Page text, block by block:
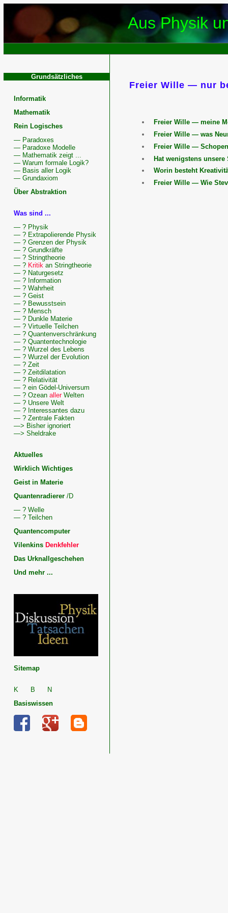
Aus Physik
Grundsätzliches
Informatik
Mathematik
Rein Logisches
— Paradoxes
— Paradoxe Modelle
— Mathematik zeigt ...
— Warum formale Logik?
— Basis aller Logik
— Grundaxiom
Über Abstraktion
Was sind ...
— ? Physik
— ? Extrapolierende Physik
— ? Grenzen der Physik
— ? Grundkräfte
— ? Stringtheorie
— ? Kritik an Stringtheorie
— ? Naturgesetz
— ? Information
— ? Wahrheit
— ? Geist
— ? Bewusstsein
— ? Mensch
— ? Dunkle Materie
— ? Virtuelle Teilchen
— ? Quantenverschränkung
— ? Quantentechnologie
— ? Wurzel des Lebens
— ? Wurzel der Evolution
— ? Zeit
— ? Zeitdilatation
— ? Relativität
— ? ein Gödel-Universum
— ? Ozean allerWelten
— ? Unsere Welt
— ? Interessantes dazu
— ? Zentrale Fakten
—> Bisher ignoriert
—> Sheldrake
Aktuelles
Wirklich Wichtiges
Geist in Materie
Quantenradierer /D
— ? Welle
— ? Teilchen
Quantencomputer
Vilenkins Denkfehler
Das Urknallgeschehen
Und mehr ...
Geist
Physik,
Sitemap
K B
N
Basiswissen
Freier Wille — nur
Freier Wille — meine
Freier Wille — was
Freier Wille —
Hat wenigstens
Worin besteht
Freier Wille — Wie